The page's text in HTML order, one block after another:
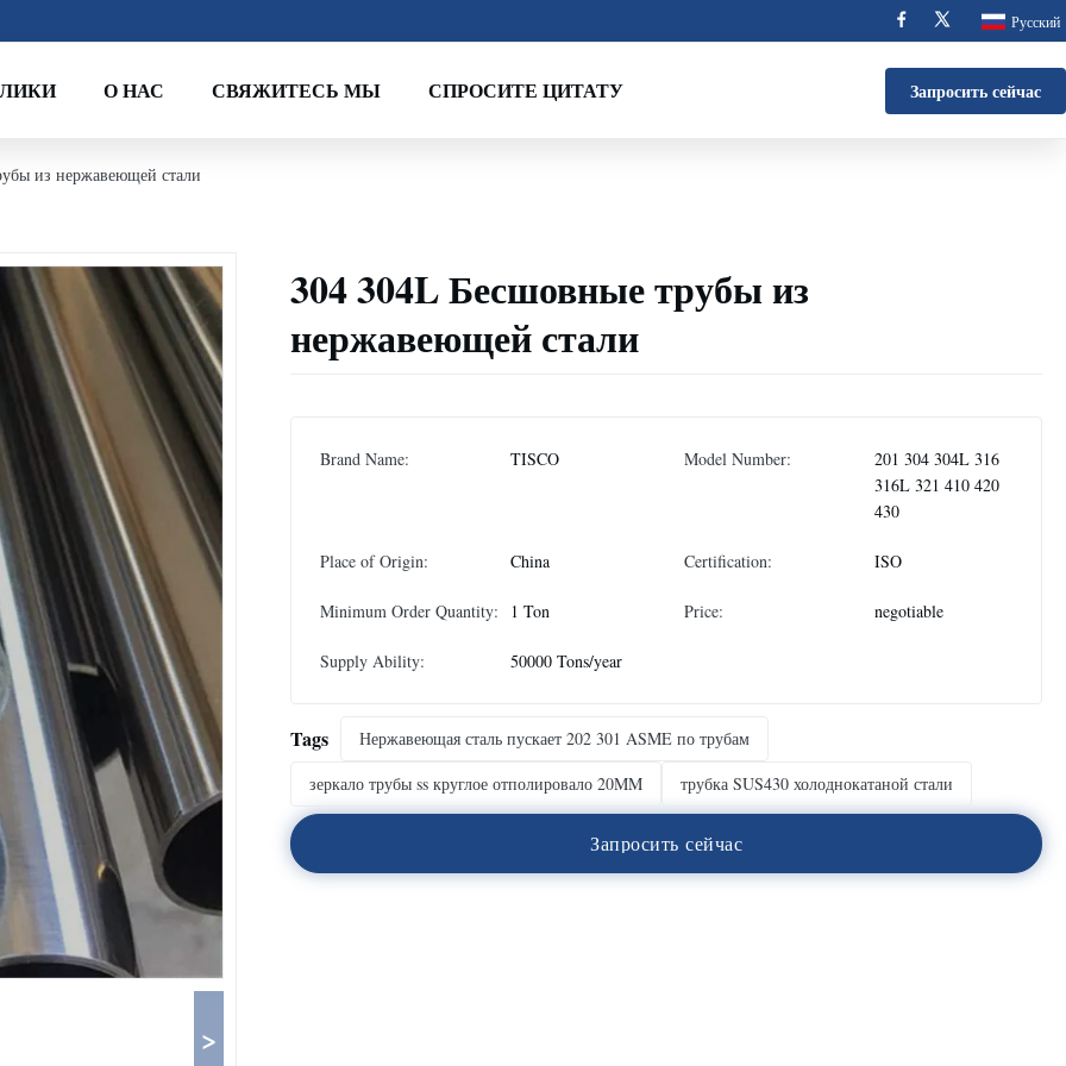
Русский
О НАС СВЯЖИТЕСЬ МЫ СПРОСИТЕ ЦИТАТУ Запросить сейчас
из нержавеющей стали
>
304 304L Бесшовные трубы из
нержавеющей стали
Brand Name: TISCO Model Number:
201 304 304L 316
316L 321 410 420
430
Place of Origin: China Certification: ISO
Minimum Order Quantity: 1 Ton Price: negotiable
Supply Ability: 50000 Tons/year
Tags
Нержавеющая сталь пускает 202 301 ASME по трубам
зеркало трубы ss круглое отполировало 20MM
трубка SUS430 холоднокатаной стали
Запросить сейчас